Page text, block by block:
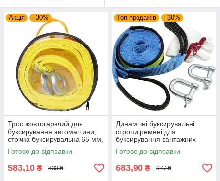
Акція –30%
Трос жовтогарячий для
буксирування автомашини,
стрічка буксирувальна 65 мм,
з двома гаками
Готово до відправки
583,10 ₴ 833 ₴
Топ продажів –30%
Динамічні буксирувальні
стропи ремені для
буксирування вантажних
автомобілів до 8 т 5 м із
петлями
Готово до відправки
683,90 ₴ 977 ₴